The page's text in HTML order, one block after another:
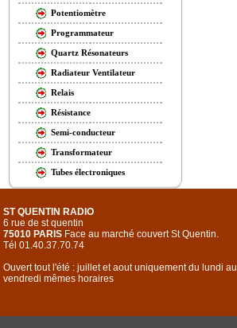
Potentiomètre
Programmateur
Quartz Résonateurs
Radiateur Ventilateur
Relais
Résistance
Semi-conducteur
Transformateur
Tubes électroniques
ST QUENTIN RADIO
6 rue de st quentin
75010 PARIS Face au marché couvert St Quentin.
Tél 01.40.37.70.74
Ouvert tout l'été : juillet et aout uniquement du lundi au
vendredi mêmes horaires